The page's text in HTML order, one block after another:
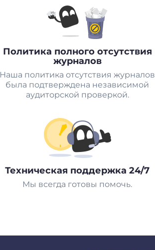
Политика полного отсутствия
журналов
Наша политика отсутствия журналов
была подтверждена независимой
аудиторской проверкой.
Техническая поддержка 24/7
Мы всегда готовы помочь.